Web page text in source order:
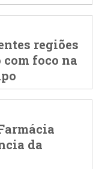
regiões
com foco na
da